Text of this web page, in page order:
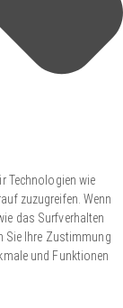
Technologien wie
zuzugreifen. Wenn
das Surfverhalten
Sie Ihre Zustimmung
und Funktionen